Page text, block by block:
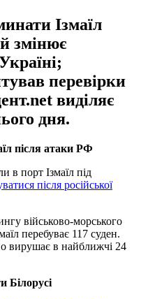
Ізмаїл
змінює
перевірки
виділяє
дня.
після атаки РФ
в порт Ізмаїл під
після російської
військово-морського
перебуває 117 суден.
вирушає в найближчі 24
Білорусі